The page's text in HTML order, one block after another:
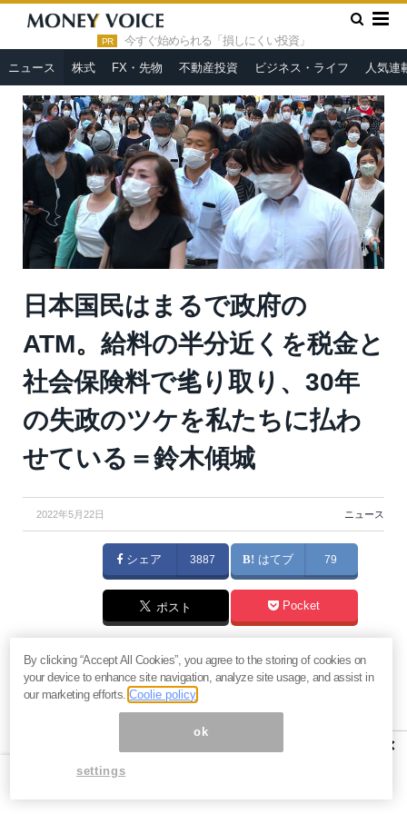
PR 今すぐ始められる「損しにくい投資」
ニュース 株式 FX・先物 不動産投資 ビジネス・ライフ 人気連
HOME » ニュース »
日本国民はまるで政府のATM。給料の半分
近くを税金と社会保険料で毟り取り、30年の失政のツケを私たちに
日本国民はまるで政府の
ATM。給料の半分近くを税金と
社会保険料で毟り取り、30年
の失政のツケを私たちに払わ
せている＝鈴木傾城
2022年5月22日 ニュース
シェア 3887 はてブ 79
ポスト Pocket
政府が国を成長させたいのであれば、個人が豊かにな
ってガンガン消費できる国を目指せばいい。ところが
政府は「財政赤字がキツい」と言いながら、ひたすら
予算を削り、国民に増税して、国民の給料の半分近く
×
By clicking “Accept All Cookies”, you agree to the storing of cookies on
your device to enhance site navigation, analyze site usage, and assist in
our marketing efforts.Coolie policy
ok
settings